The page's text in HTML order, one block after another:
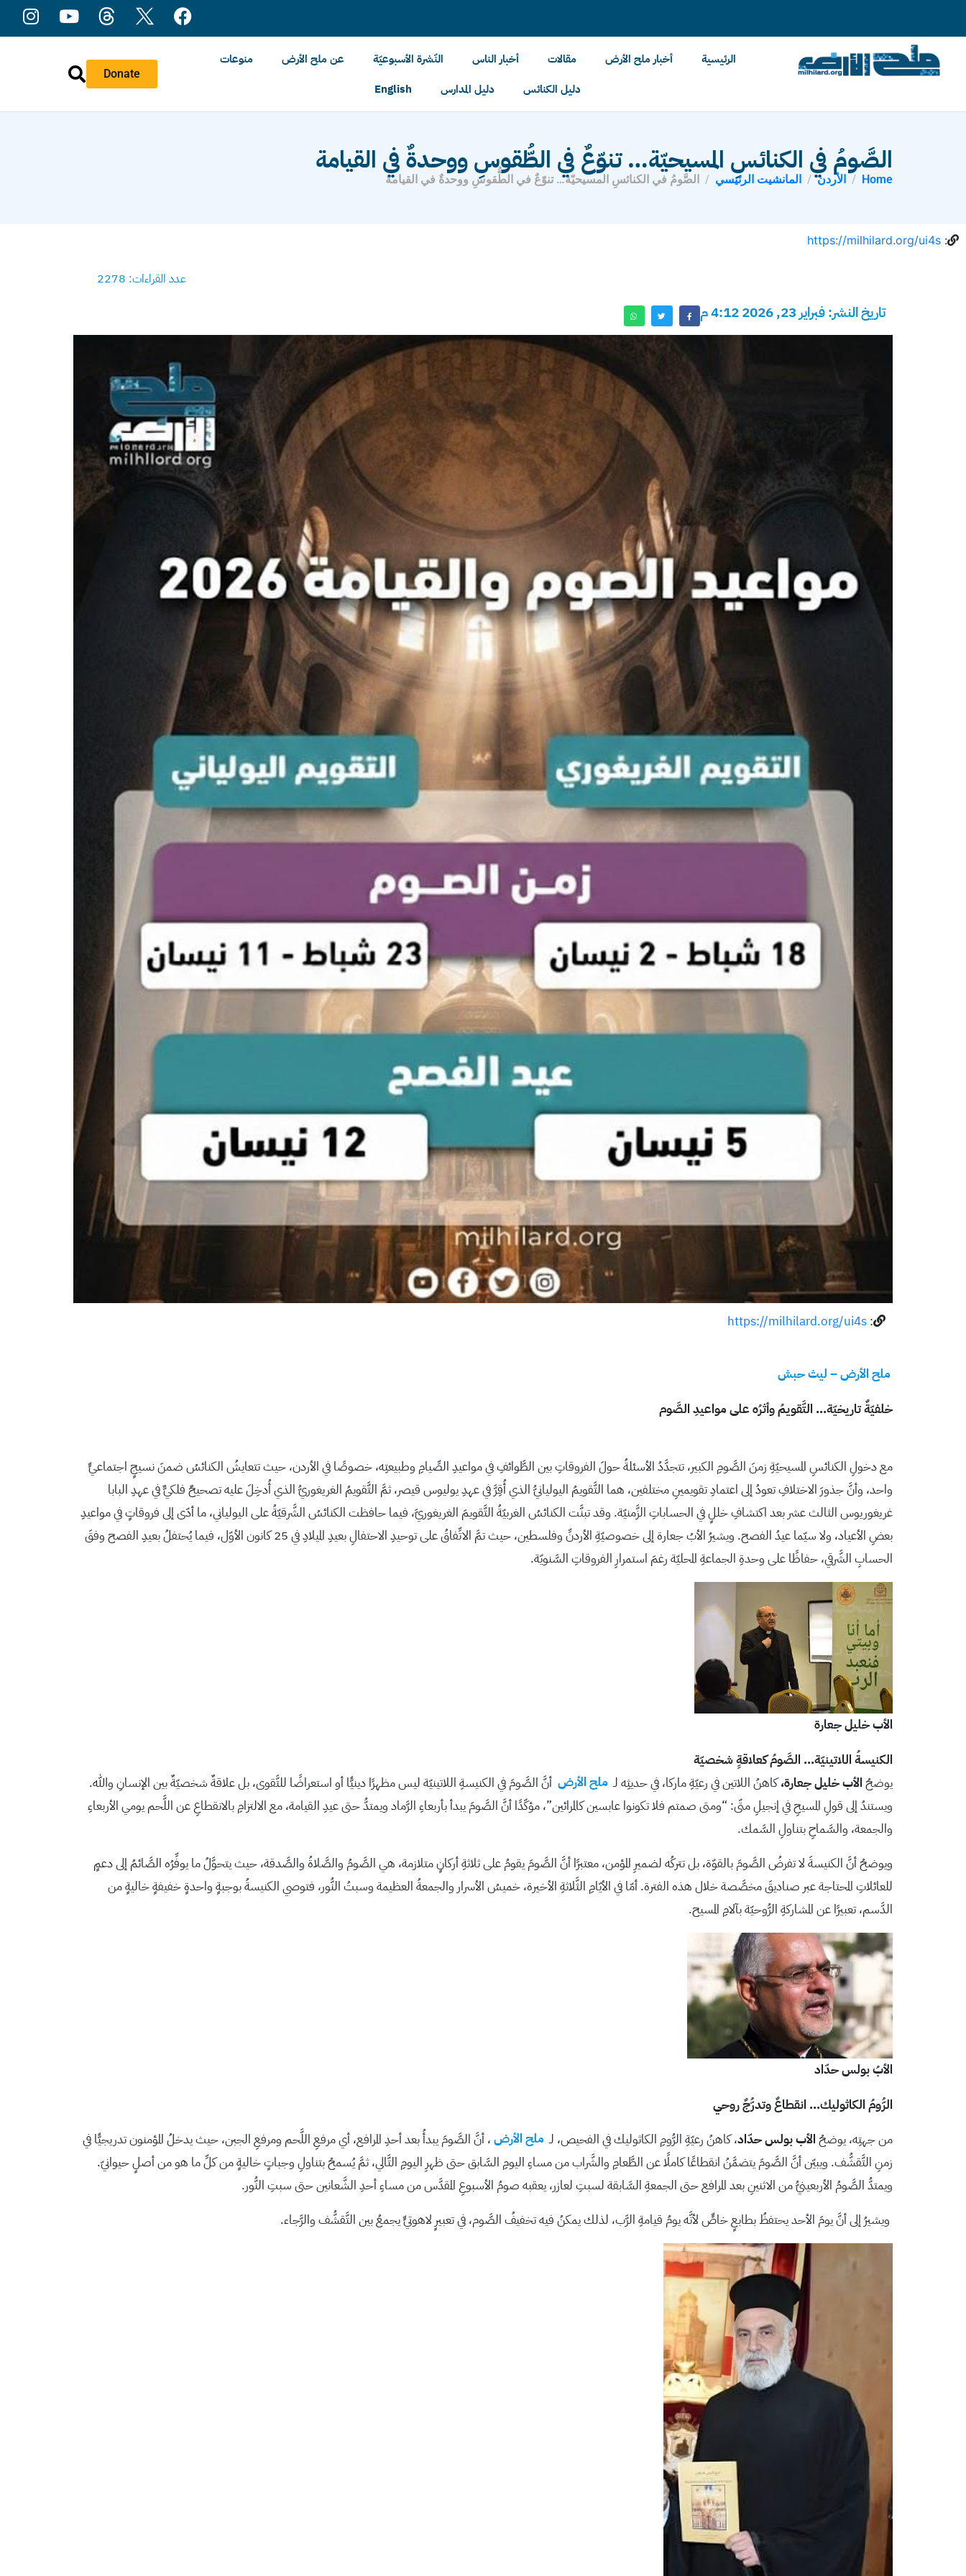
Donate
الرئيسية أخبار ملح الأرض مقالات أخبار الناس النّشرة الأسبوعيّة عن ملح الأرض
منوعات
دليل الكنائس
دليل المدارس English
الصَّومُ في الكنائسِ المسيحيّة… تنوّعٌ في الطُّقوسِ ووحدةٌ في القيامة
Home الأردن المانشيت الرئيسي الصَّومُ في الكنائسِ المسيحيّة… تنوّعٌ في الطُّقوسِ ووحدةٌ في القيامة
:
https://milhilard.org/ui4s
عدد القراءات: 2278
تاريخ النشر: فبراير 23, 2026 4:12 م
:
https://milhilard.org/ui4s
ملح الأرض – ليث حبش
خلفيّةٌ تاريخيّة… التَّقويمُ وأثرُه على مواعيدِ الصَّوم
مع دخولِ الكنائسِ المسيحيّةِ زمنَ الصَّومِ الكبير، تتجدَّدُ الأسئلةُ حولَ الفروقاتِ بين الطَّوائفِ في مواعيدِ الصِّيامِ وطبيعتِه، خصوصًا في الأردن، حيث تتعايشُ الكنائسُ ضمنَ نسيجٍ اجتماعيٍّ
واحد، وأنَّ جذورَ الاختلافِ تعودُ إلى اعتمادِ تقويمينِ مختلفين، هما التَّقويمُ اليوليانيُّ الذي أُقِرَّ في عهدِ يوليوس قيصر، ثمَّ التَّقويمُ الغريغوريُّ الذي أُدخِلَ عليه تصحيحٌ فلكيٌّ في عهدِ البابا
غريغوريوس الثالث عشر بعد اكتشافِ خللٍ في الحساباتِ الزَّمنيّة. وقد تبنَّت الكنائسُ الغربيّةُ التَّقويمَ الغريغوريَّ، فيما حافظت الكنائسُ الشَّرقيّةُ على اليولياني، ما أدّى إلى فروقاتٍ في مواعيدِ
بعضِ الأعياد، ولا سيّما عيدُ الفصح. ويشيرُ الأبُ جعارة إلى خصوصيّةِ الأردنِّ وفلسطين، حيث تمَّ الاتِّفاقُ على توحيدِ الاحتفالِ بعيدِ الميلادِ في 25 كانون الأوّل، فيما يُحتفلُ بعيدِ الفصح وفقَ
الحسابِ الشَّرقي، حفاظًا على وحدةِ الجماعةِ المحليّة رغمَ استمرارِ الفروقاتِ السَّنويّة.
الأب خليل جعارة
الكنيسةُ اللاتينيّة… الصَّومُ كعلاقةٍ شخصيّة
يوضحُ الأب خليل جعارة،كاهنُ اللاتين في رعيّةِ ماركا، في حديثِه لـ ملح الأرض أنَّ الصَّومَ في الكنيسةِ اللاتينيّة ليس مظهرًا دينيًّا أو استعراضًا للتَّقوى، بل علاقةٌ شخصيّةٌ بين الإنسانِ والله.
ويستندُ إلى قولِ المسيحِ في إنجيلِ متّى: “ومتى صمتم فلا تكونوا عابسين كالمرائين”، مؤكّدًا أنَّ الصَّومَ يبدأ بأربعاءِ الرَّماد ويمتدُّ حتى عيدِ القيامة، مع الالتزامِ بالانقطاعِ عن اللَّحم يومي الأربعاءِ
والجمعة، والسَّماحِ بتناولِ السَّمك.
ويوضحُ أنَّ الكنيسةَ لا تفرضُ الصَّومَ بالقوّة، بل تتركُه لضميرِ المؤمن، معتبرًا أنَّ الصَّومَ يقومُ على ثلاثةِ أركانٍ متلازمة، هي الصَّومُ والصَّلاةُ والصَّدقة، حيث يتحوَّلُ ما يوفِّرُه الصَّائمُ إلى دعمٍ
للعائلاتِ المحتاجة عبر صناديقَ مخصَّصة خلال هذه الفترة. أمّا في الأيّامِ الثَّلاثةِ الأخيرة، خميسُ الأسرار والجمعةُ العظيمة وسبتُ النُّور، فتوصي الكنيسةُ بوجبةٍ واحدةٍ خفيفةٍ خاليةٍ من
الدَّسم، تعبيرًا عن المشاركةِ الرُّوحيّة بآلامِ المسيح.
الأبُ بولس حدّاد
الرُّومُ الكاثوليك… انقطاعٌ وتدرُّجٌ روحي
من جهتِه، يوضحُ الأب بولس حدّاد، كاهنُ رعيّةِ الرُّومِ الكاثوليك في الفحيص، لـ ملح الأرض ، أنَّ الصَّومَ يبدأُ بعد أحدِ المرافع، أي مرفعِ اللَّحم ومرفعِ الجبن، حيث يدخلُ المؤمنون تدريجيًّا في
زمنِ التَّقشُّف. ويبيّن أنَّ الصَّومَ يتضمَّنُ انقطاعًا كاملًا عن الطَّعامِ والشَّراب من مساءِ اليومِ السَّابق حتى ظهرِ اليومِ التَّالي، ثمَّ يُسمحُ بتناولِ وجباتٍ خاليةٍ من كلِّ ما هو من أصلٍ حيوانيّ.
ويمتدُّ الصَّومُ الأربعينيُّ من الاثنينِ بعد المرافع حتى الجمعةِ السَّابقة لسبتِ لعازر، يعقبه صومُ الأسبوعِ المقدَّس من مساءِ أحدِ الشَّعانين حتى سبتِ النُّور.
ويشيرُ إلى أنَّ يومَ الأحد يحتفظُ بطابعٍ خاصٍّ لأنَّه يومُ قيامةِ الرَّب، لذلك يمكنُ فيه تخفيفُ الصَّوم، في تعبيرٍ لاهوتيٍّ يجمعُ بين التَّقشُّف والرَّجاء.